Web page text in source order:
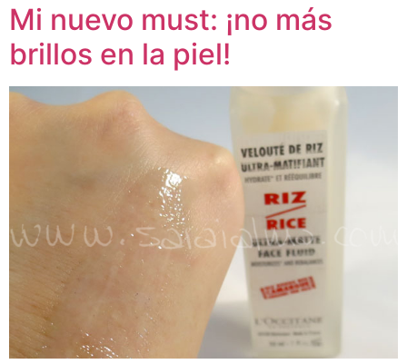
Mi nuevo must: ¡no más
brillos en la piel!